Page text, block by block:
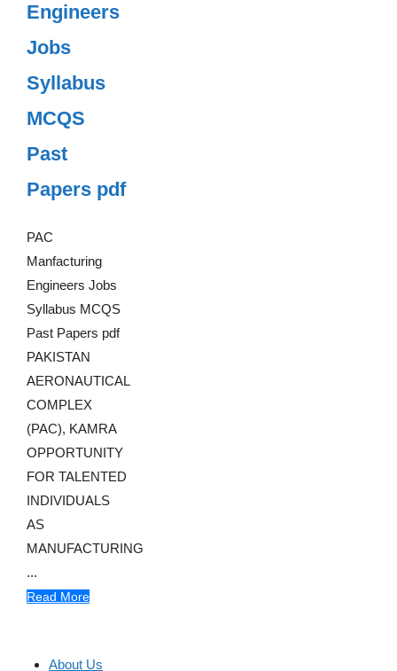
Engineers
Jobs
Syllabus
MCQS
Past
Papers pdf
PAC
Manfacturing
Engineers Jobs
Syllabus MCQS
Past Papers pdf
PAKISTAN
AERONAUTICAL
COMPLEX
(PAC), KAMRA
OPPORTUNITY
FOR TALENTED
INDIVIDUALS
AS
MANUFACTURING
...
Read More
About Us